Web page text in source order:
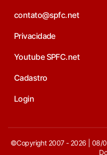
contato@spfc.net
Privacidade
Youtube SPFC.net
Cadastro
Login
©Copyright 2007 - 2026 | 08/